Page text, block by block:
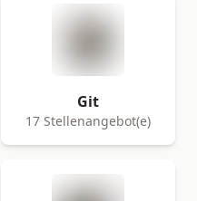
Git
17 Stellenangebot(e)